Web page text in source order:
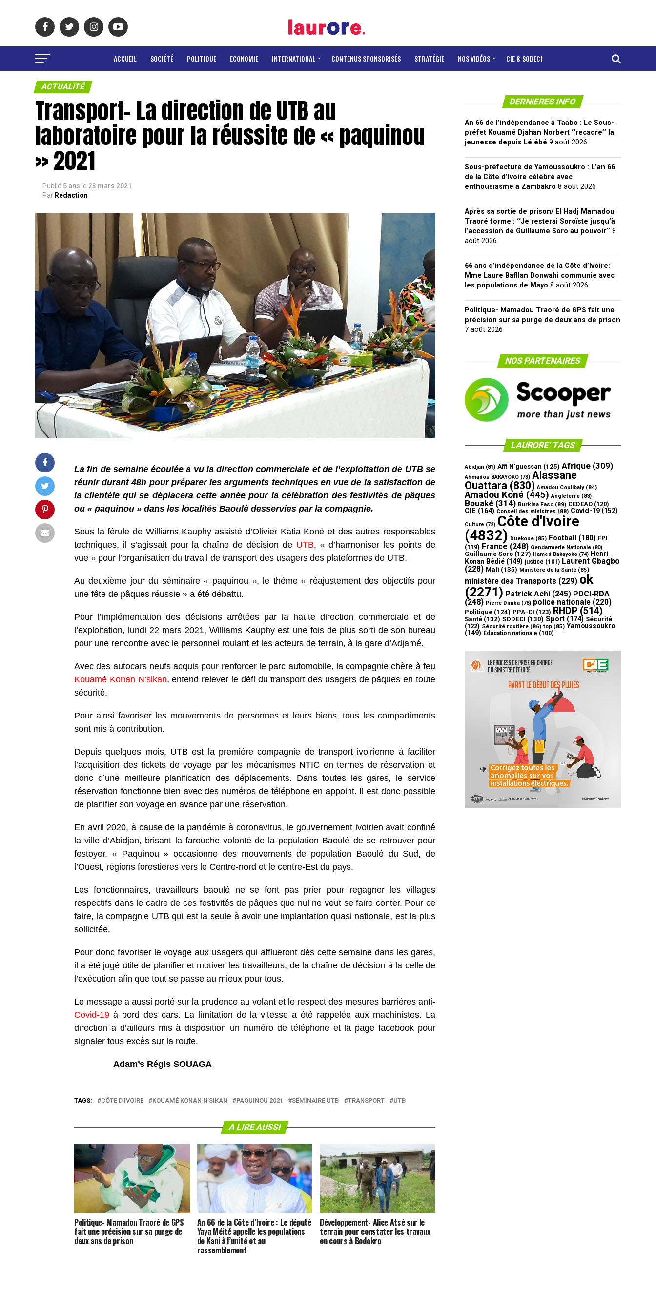
ACCUEIL SOCIÉTÉ POLITIQUE ECONOMIE INTERNATIONAL CONTENUS SPONSORISÉS STRATÉGIE NOS VIDÉOS CIE & SODECI
ACTUALITÉ
Transport- La direction de UTB au
laboratoire pour la réussite de « paquinou
» 2021
Publié 5 ans le 23 mars 2021
Par Redaction
La fin de semaine écoulée a vu la direction commerciale et de l’exploitation de UTB se
réunir durant 48h pour préparer les arguments techniques en vue de la satisfaction de
la clientèle qui se déplacera cette année pour la célébration des festivités de pâques
ou « paquinou » dans les localités Baoulé desservies par la compagnie.
Sous la férule de Williams Kauphy assisté d’Olivier Katia Koné et des autres responsables
techniques, il s’agissait pour la chaîne de décision de UTB, « d’harmoniser les points de
vue » pour l’organisation du travail de transport des usagers des plateformes de UTB.
Au deuxième jour du séminaire « paquinou », le thème « réajustement des objectifs pour
une fête de pâques réussie » a été débattu.
Pour l’implémentation des décisions arrêtées par la haute direction commerciale et de
l’exploitation, lundi 22 mars 2021, Williams Kauphy est une fois de plus sorti de son bureau
pour une rencontre avec le personnel roulant et les acteurs de terrain, à la gare d’Adjamé.
Avec des autocars neufs acquis pour renforcer le parc automobile, la compagnie chère à feu
Kouamé Konan N’sikan, entend relever le défi du transport des usagers de pâques en toute
sécurité.
Pour ainsi favoriser les mouvements de personnes et leurs biens, tous les compartiments
sont mis à contribution.
Depuis quelques mois, UTB est la première compagnie de transport ivoirienne à faciliter
l’acquisition des tickets de voyage par les mécanismes NTIC en termes de réservation et
donc d’une meilleure planification des déplacements. Dans toutes les gares, le service
réservation fonctionne bien avec des numéros de téléphone en appoint. Il est donc possible
de planifier son voyage en avance par une réservation.
En avril 2020, à cause de la pandémie à coronavirus, le gouvernement ivoirien avait confiné
la ville d’Abidjan, brisant la farouche volonté de la population Baoulé de se retrouver pour
festoyer. « Paquinou » occasionne des mouvements de population Baoulé du Sud, de
l’Ouest, régions forestières vers le Centre-nord et le centre-Est du pays.
Les fonctionnaires, travailleurs baoulé ne se font pas prier pour regagner les villages
respectifs dans le cadre de ces festivités de pâques que nul ne veut se faire conter. Pour ce
faire, la compagnie UTB qui est la seule à avoir une implantation quasi nationale, est la plus
sollicitée.
Pour donc favoriser le voyage aux usagers qui afflueront dès cette semaine dans les gares,
il a été jugé utile de planifier et motiver les travailleurs, de la chaîne de décision à la celle de
l’exécution afin que tout se passe au mieux pour tous.
Le message a aussi porté sur la prudence au volant et le respect des mesures barrières anti-
Covid-19 à bord des cars. La limitation de la vitesse a été rappelée aux machinistes. La
direction a d’ailleurs mis à disposition un numéro de téléphone et la page facebook pour
signaler tous excès sur la route.
Adam’s Régis SOUAGA
TAGS: CÔTE D'IVOIRE KOUAMÉ KONAN N'SIKAN PAQUINOU 2021 SÉMINAIRE UTB TRANSPORT UTB
A LIRE AUSSI
Politique- Mamadou Traoré de GPS
fait une précision sur sa purge de
deux ans de prison
An 66 de la Côte d’Ivoire : Le député
Yaya Méité appelle les populations
de Kani à l’unité et au
rassemblement
Développement- Alice Atsé sur le
terrain pour constater les travaux
en cours à Bodokro
DERNIERES INFO
An 66 de l’indépendance à Taabo : Le Sous-
préfet Kouamé Djahan Norbert ‘‘recadre’’ la
jeunesse depuis Lélébé 9 août 2026
Sous-préfecture de Yamoussoukro : L’an 66
de la Côte d’Ivoire célébré avec
enthousiasme à Zambakro 8 août 2026
Après sa sortie de prison/ El Hadj Mamadou
Traoré formel: ‘‘Je resterai Soroïste jusqu’à
l’accession de Guillaume Soro au pouvoir’’ 8
août 2026
66 ans d’indépendance de la Côte d’Ivoire:
Mme Laure Bafllan Donwahi communie avec
les populations de Mayo 8 août 2026
Politique- Mamadou Traoré de GPS fait une
précision sur sa purge de deux ans de prison
7 août 2026
NOS PARTENAIRES
LAURORE’ TAGS
Abidjan (81) Affi N'guessan (125) Afrique (309)
Ahmadou BAKAYOKO (73) Alassane
Ouattara (830) Amadou Coulibaly (84)
Amadou Koné (445) Angleterre (83)
Bouaké (314) Burkina Faso (89) CEDEAO (120)
CIE (164) Conseil des ministres (88) Covid-19 (152)
Culture (72) Côte d'Ivoire
(4832) Duekoue (85) Football (180) FPI
(119) France (248) Gendarmerie Nationale (80)
Guillaume Soro (127) Hamed Bakayoko (74) Henri
Konan Bédié (149) justice (101) Laurent Gbagbo
(228) Mali (135) Ministère de la Santé (85)
ministère des Transports (229) ok
(2271) Patrick Achi (245) PDCI-RDA
(248) Pierre Dimba (78) police nationale (220)
Politique (124) PPA-CI (123) RHDP (514)
Santé (132) SODECI (130) Sport (174) Sécurité
(122) Sécurité routière (86) top (85) Yamoussoukro
(149) Éducation nationale (100)